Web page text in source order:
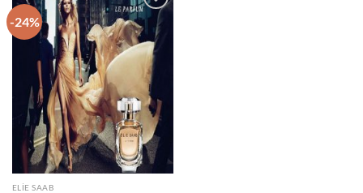
-24%
İstek
Listeme
Ekle
ELIE SAAB